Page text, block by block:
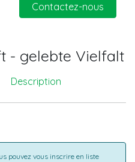
Contactez-nous
- gelebte Vielfalt
Description
pouvez vous inscrire en liste